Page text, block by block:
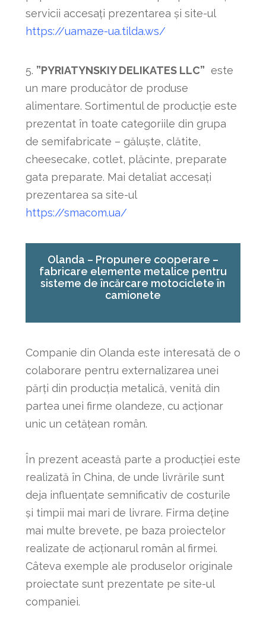
servicii accesați prezentarea și site-ul
https://uamaze-ua.tilda.ws/
5. ”PYRIATYNSKIY DELIKATES LLC” este
un mare producător de produse
alimentare. Sortimentul de producție este
prezentat în toate categoriile din grupa
de semifabricate – găluște, clătite,
cheesecake, cotlet, plăcinte, preparate
gata preparate. Mai detaliat accesați
prezentarea sa site-ul
https://smacom.ua/
Olanda – Propunere cooperare –
fabricare elemente metalice pentru
sisteme de încărcare motociclete în
camionete
Companie din Olanda este interesată de o
colaborare pentru externalizarea unei
părți din producția metalică, venită din
partea unei firme olandeze, cu acționar
unic un cetățean român.
În prezent această parte a producției este
realizată în China, de unde livrările sunt
deja influențate semnificativ de costurile
și timpii mai mari de livrare. Firma deține
mai multe brevete, pe baza proiectelor
realizate de acționarul român al firmei.
Câteva exemple ale produselor originale
proiectate sunt prezentate pe site-ul
companiei.